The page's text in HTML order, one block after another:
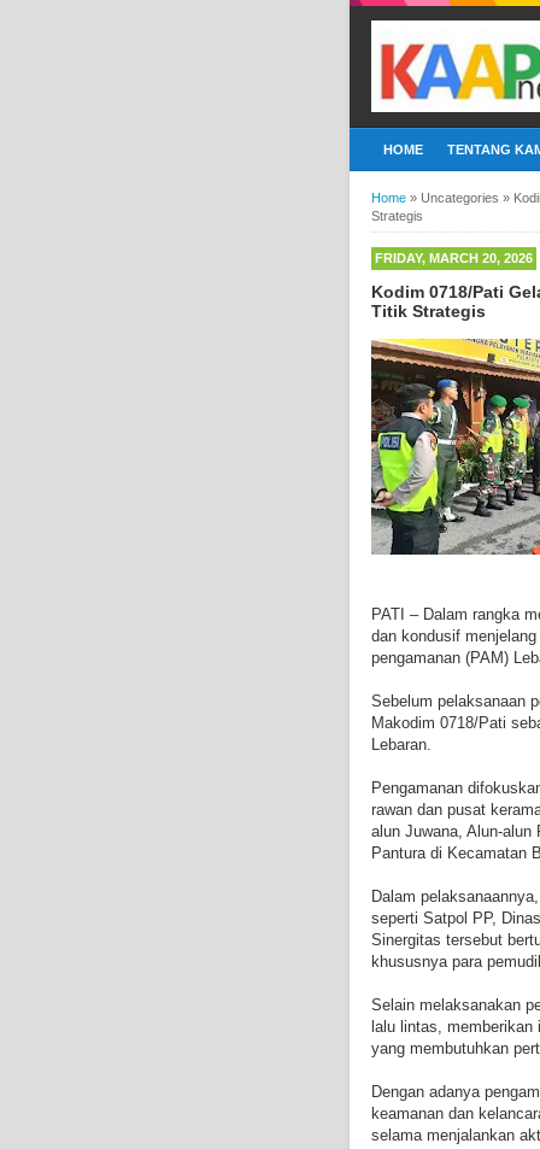
HOME TENTANG
Home » Uncategories »
Strategis
FRIDAY, MARCH 20, 2026
Kodim 0718/Pati
Titik Strategis
PATI – Dalam rangka
dan kondusif
pengamanan (PAM)
Sebelum pelaksanaan
Makodim 0718/Pati
Lebaran.
Pengamanan
rawan dan pusat
alun Juwana, Alun-
Pantura di Kecamatan
Dalam
seperti Satpol PP,
Sinergitas tersebut
khususnya para
Selain melaksanakan
lalu lintas, memberikan
yang membutuhkan
Dengan adanya
keamanan dan
selama menjalankan